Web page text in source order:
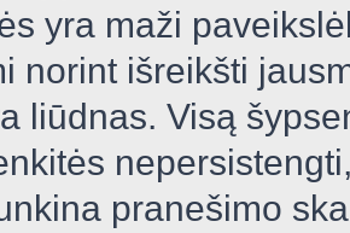
yra maži
norint išreikšti
liūdnas. Visą
pranešimo